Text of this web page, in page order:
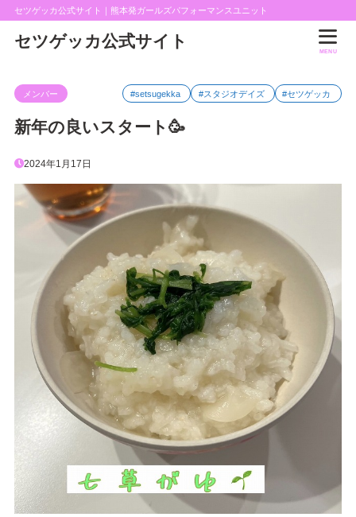
セツゲッカ公式サイト｜熊本発ガールズパフォーマンスユニット
セツゲッカ公式サイト
MENU
メンバー #setsugekka #スタジオデイズ #セツゲッカ
新年の良いスタート🥳
2024年1月17日